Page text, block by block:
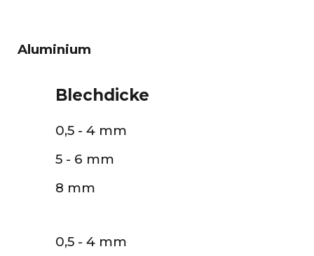
Aluminium
Blechdicke
0,5 - 4 mm
5 - 6 mm
8 mm
0,5 - 4 mm